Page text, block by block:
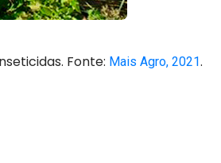
Fonte: Mais Agro, 2021.